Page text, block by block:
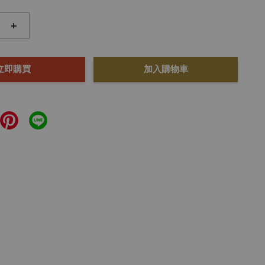
+
即購買 加入購物車